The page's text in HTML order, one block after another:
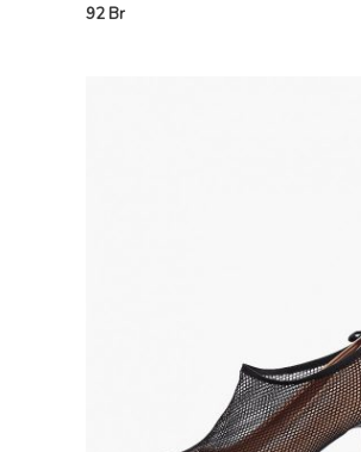
Rated
0
92Br